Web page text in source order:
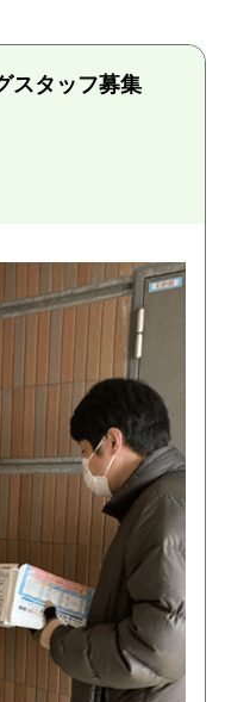
スタッフ募集